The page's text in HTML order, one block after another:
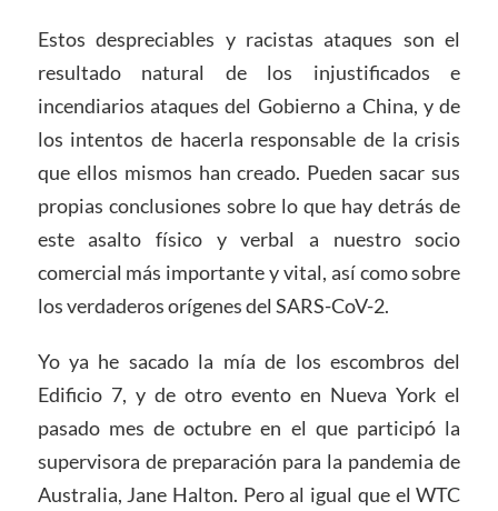
Estos despreciables y racistas ataques son el
resultado natural de los injustificados e
incendiarios ataques del Gobierno a China, y de
los intentos de hacerla responsable de la crisis
que ellos mismos han creado. Pueden sacar sus
propias conclusiones sobre lo que hay detrás de
este asalto físico y verbal a nuestro socio
comercial más importante y vital, así como sobre
los verdaderos orígenes del SARS-CoV-2.
Yo ya he sacado la mía de los escombros del
Edificio 7, y de otro evento en Nueva York el
pasado mes de octubre en el que participó la
supervisora de preparación para la pandemia de
Australia, Jane Halton. Pero al igual que el WTC